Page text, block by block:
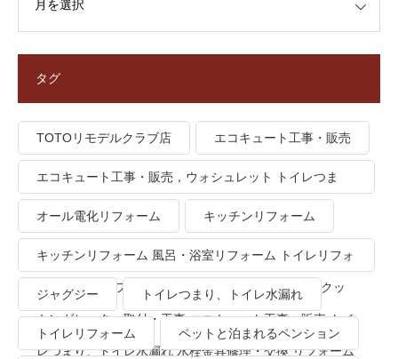
タグ
TOTOリモデルクラブ店 エコキュート工事・販売
エコキュート工事・販売，ウォシュレット トイレつま
り、トイレ水漏れ
オール電化リフォーム キッチンリフォーム
キッチンリフォーム 風呂・浴室リフォーム トイレリフォ
ーム 洗面所リフォーム オール電化リフォーム ＩＨクッ
キングヒーター取付・工事 エコキュート工事・販売 トイ
レつまり、トイレ水漏れ 水栓金具修理・交換 リフォーム
ジャグジー トイレつまり、トイレ水漏れ
トイレリフォーム ペットと泊まれるペンション